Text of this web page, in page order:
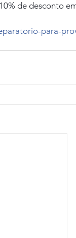
de desconto
para-